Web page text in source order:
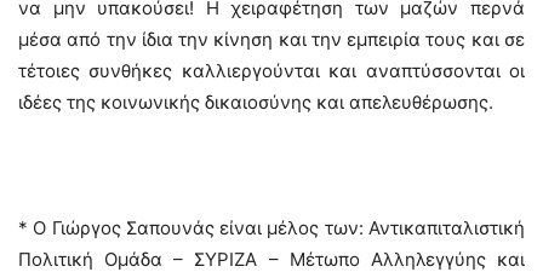
να μην υπακούσει! Η χειραφέτηση των μαζών περνά
μέσα από την ίδια την κίνηση και την εμπειρία τους και σε
τέτοιες συνθήκες καλλιεργούνται και αναπτύσσονται οι
ιδέες της κοινωνικής δικαιοσύνης και απελευθέρωσης.
* Ο Γιώργος Σαπουνάς είναι μέλος των: Αντικαπιταλιστική
Πολιτική Ομάδα – ΣΥΡΙΖΑ – Μέτωπο Αλληλεγγύης και